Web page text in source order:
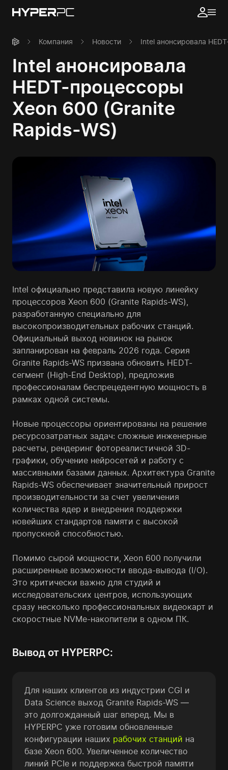
Компания Новости Intel анонсировала
Intel анонсировала
HEDT-процессоры
Xeon 600 (Granite
Rapids-WS)
Intel официально представила новую линейку
процессоров Xeon 600 (Granite Rapids-WS),
разработанную специально для
высокопроизводительных рабочих станций.
Официальный выход новинок на рынок
запланирован на февраль 2026 года. Серия
Granite Rapids-WS призвана обновить HEDT-
сегмент (High-End Desktop), предложив
профессионалам беспрецедентную мощность в
рамках одной системы.
Новые процессоры ориентированы на решение
ресурсозатратных задач: сложные инженерные
расчеты, рендеринг фотореалистичной 3D-
графики, обучение нейросетей и работу с
массивными базами данных. Архитектура Granite
Rapids-WS обеспечивает значительный прирост
производительности за счет увеличения
количества ядер и внедрения поддержки
новейших стандартов памяти с высокой
пропускной способностью.
Помимо сырой мощности, Xeon 600 получили
расширенные возможности ввода-вывода (I/O).
Это критически важно для студий и
исследовательских центров, использующих
сразу несколько профессиональных видеокарт и
скоростные NVMe-накопители в одном ПК.
Вывод от HYPERPC:
Для наших клиентов из индустрии CGI и
Data Science выход Granite Rapids-WS —
это долгожданный шаг вперед. Мы в
HYPERPC уже готовим обновленные
конфигурации наших рабочих станций на
базе Xeon 600. Увеличенное количество
линий PCIe и поддержка быстрой памяти